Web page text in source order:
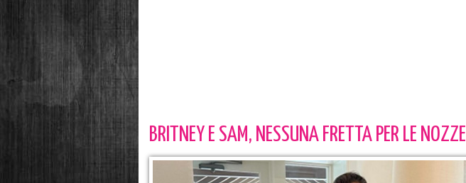
BRITNEY E SAM, NESSUNA FRETTA PER LE NOZZE